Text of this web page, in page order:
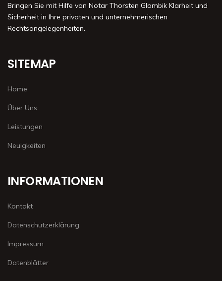
Bringen Sie mit Hilfe von Notar Thorsten Glombik Klarheit und
Sicherheit in Ihre privaten und unternehmerischen
Rechtsangelegenheiten.
SITEMAP
Home
Über Uns
Leistungen
Neuigkeiten
INFORMATIONEN
Kontakt
Datenschutzerklärung
Impressum
Datenblätter